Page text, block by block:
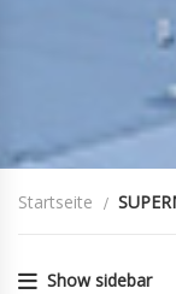
Startseite
Show sidebar